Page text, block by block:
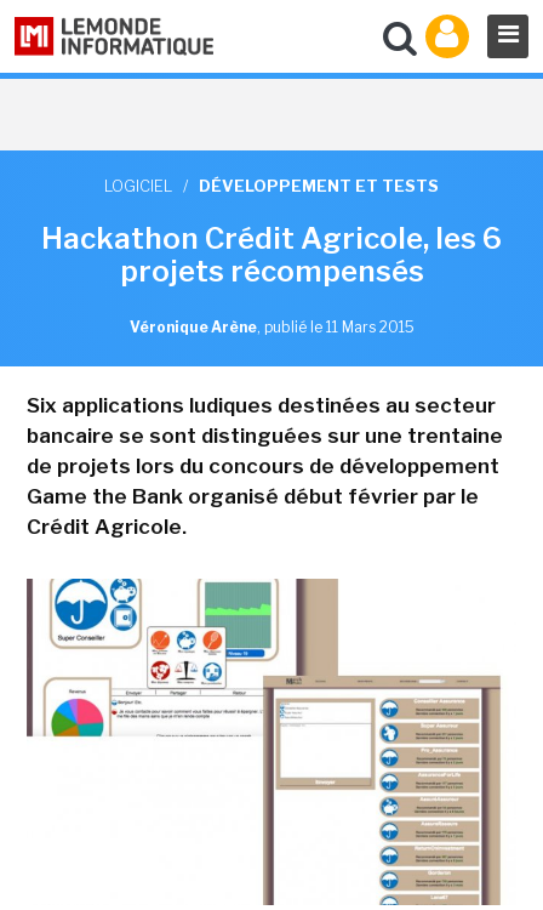
LOGICIEL / DÉVELOPPEMENT ET TESTS
Hackathon Crédit Agricole, les 6
projets récompensés
Véronique Arène, publié le 11 Mars 2015
Six applications ludiques destinées au secteur
bancaire se sont distinguées sur une trentaine
de projets lors du concours de développement
Game the Bank organisé début février par le
Crédit Agricole.